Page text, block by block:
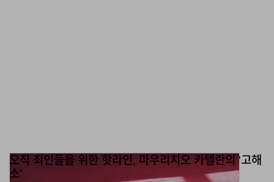
오직 죄인들을 위한 핫라인, 마우리치오 카텔란의 '고해
소'